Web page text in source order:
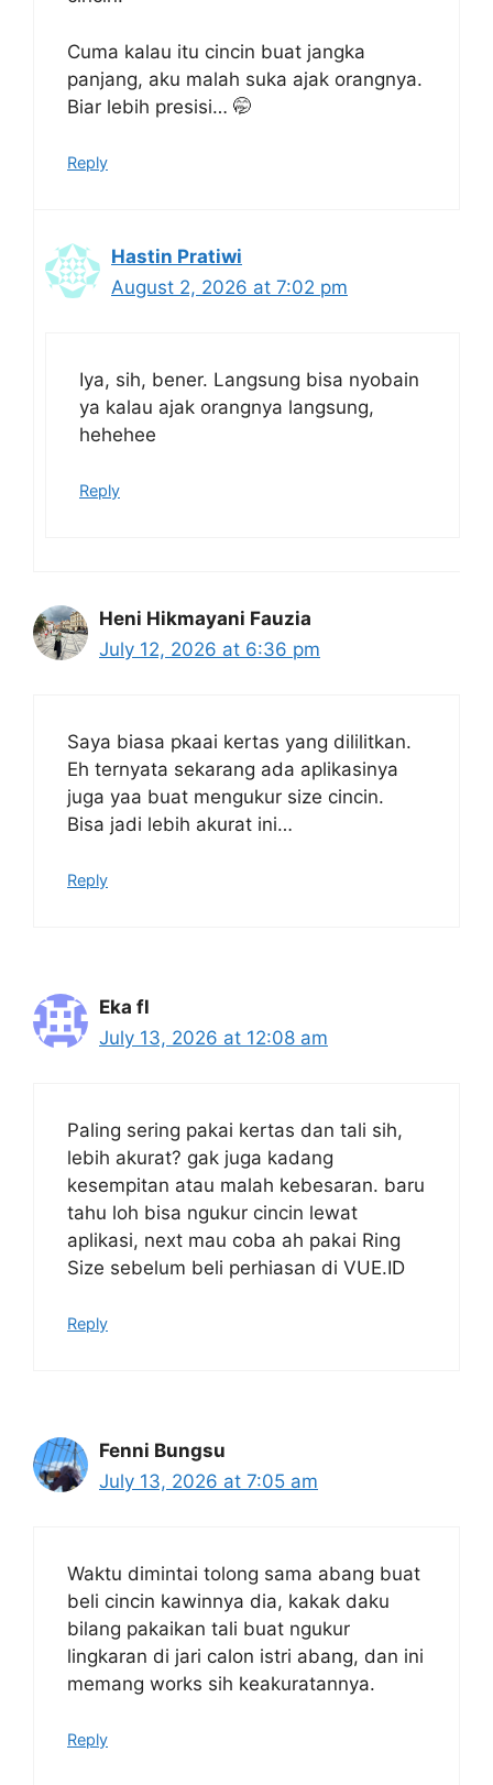
Cuma kalau itu cincin buat jangka
panjang, aku malah suka ajak orangnya.
Biar lebih presisi… 🤭
Reply
Hastin Pratiwi
August 2, 2026 at 7:02 pm
Iya, sih, bener. Langsung bisa nyobain
ya kalau ajak orangnya langsung,
hehehee
Reply
Heni Hikmayani Fauzia
July 12, 2026 at 6:36 pm
Saya biasa pkaai kertas yang dililitkan.
Eh ternyata sekarang ada aplikasinya
juga yaa buat mengukur size cincin.
Bisa jadi lebih akurat ini…
Reply
Eka fl
July 13, 2026 at 12:08 am
Paling sering pakai kertas dan tali sih,
lebih akurat? gak juga kadang
kesempitan atau malah kebesaran. baru
tahu loh bisa ngukur cincin lewat
aplikasi, next mau coba ah pakai Ring
Size sebelum beli perhiasan di VUE.ID
Reply
Fenni Bungsu
July 13, 2026 at 7:05 am
Waktu dimintai tolong sama abang buat
beli cincin kawinnya dia, kakak daku
bilang pakaikan tali buat ngukur
lingkaran di jari calon istri abang, dan ini
memang works sih keakuratannya.
Reply